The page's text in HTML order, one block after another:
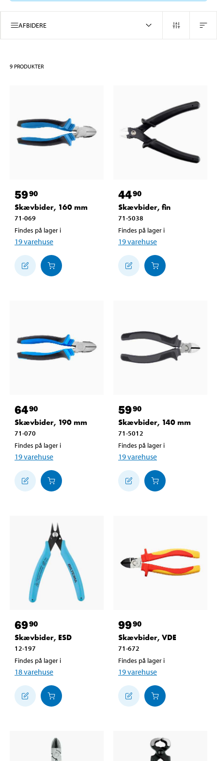
AFBIDERE
9 PRODUKTER
5990
Skævbider, 160 mm
71-069
Findes på lager i
19varehuse
4490
Skævbider, fin
71-5038
Findes på lager i
19varehuse
6490
Skævbider, 190 mm
71-070
Findes på lager i
19varehuse
5990
Skævbider, 140 mm
71-5012
Findes på lager i
19varehuse
6990
Skævbider, ESD
12-197
Findes på lager i
18varehuse
9990
Skævbider, VDE
71-672
Findes på lager i
19varehuse